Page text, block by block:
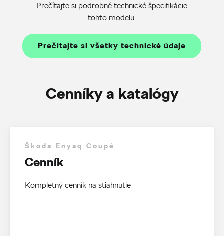
Prečítajte si podrobné technické špecifikácie
tohto modelu.
Prečítajte si všetky technické údaje
Cenníky a katalógy
Škoda Enyaq Coupé
Cenník
Kompletný cenník na stiahnutie